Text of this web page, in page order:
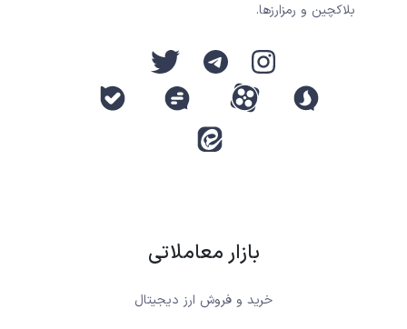
بلاکچین و رمزارزها.
بازار معاملاتی
خرید و فروش ارز دیجیتال